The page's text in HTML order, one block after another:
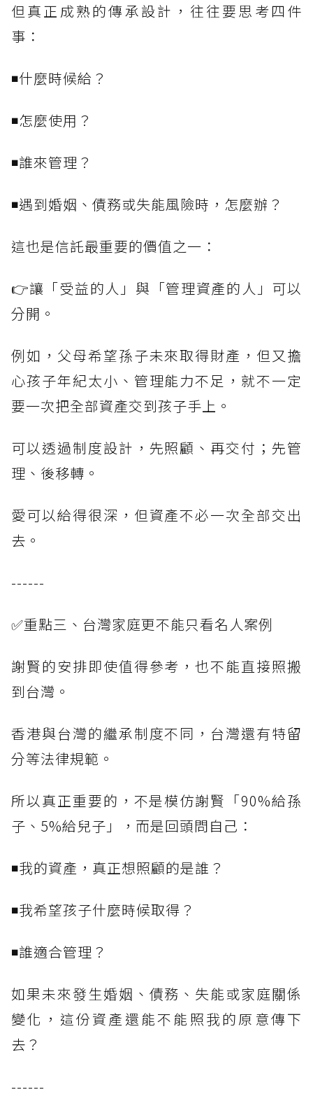
但真正成熟的傳承設計，往往要思考四件
事：
◾什麼時候給？
◾怎麼使用？
◾誰來管理？
◾遇到婚姻、債務或失能風險時，怎麼辦？
這也是信託最重要的價值之一：
👉讓「受益的人」與「管理資產的人」可以
分開。
例如，父母希望孫子未來取得財產，但又擔
心孩子年紀太小、管理能力不足，就不一定
要一次把全部資產交到孩子手上。
可以透過制度設計，先照顧、再交付；先管
理、後移轉。
愛可以給得很深，但資產不必一次全部交出
去。
------
✅重點三、台灣家庭更不能只看名人案例
謝賢的安排即使值得參考，也不能直接照搬
到台灣。
香港與台灣的繼承制度不同，台灣還有特留
分等法律規範。
所以真正重要的，不是模仿謝賢「90%給孫
子、5%給兒子」，而是回頭問自己：
◾我的資產，真正想照顧的是誰？
◾我希望孩子什麼時候取得？
◾誰適合管理？
如果未來發生婚姻、債務、失能或家庭關係
變化，這份資產還能不能照我的原意傳下
去？
------